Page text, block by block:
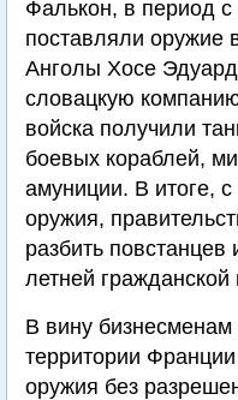
Фалькон, в период с
поставляли оружие
Анголы Хосе
словацкую
войска получили
боевых кораблей,
амуниции. В итоге,
оружия,
разбить
летней гражданской
В вину
территории
оружия без